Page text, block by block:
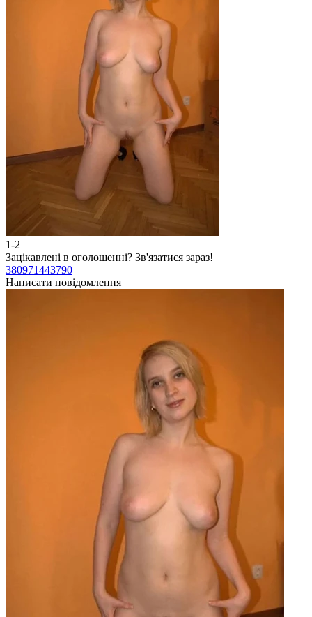
1-2
Зацікавлені в оголошенні? Зв'язатися зараз!
380971443790
Написати повідомлення